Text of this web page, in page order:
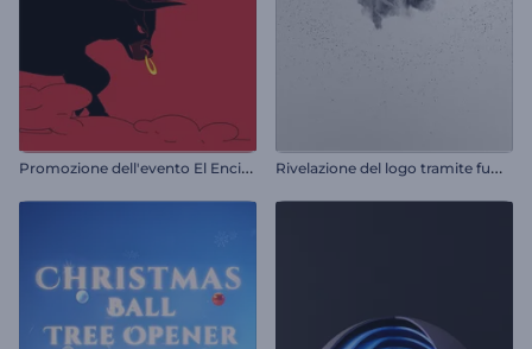
P
romozione dell'evento El Encierro R
ivelazione del logo tramite fumo rotante